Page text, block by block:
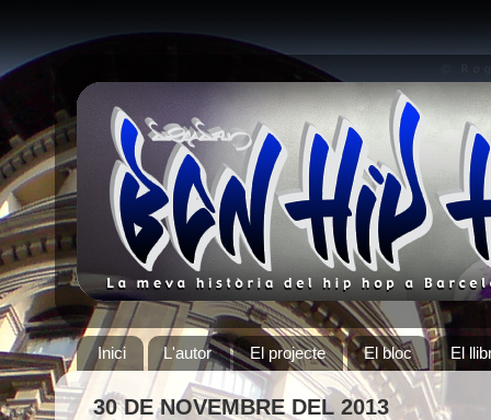
Inici L'autor El projecte El bloc El
30 DE NOVEMBRE DEL 2013